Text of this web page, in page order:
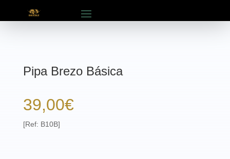
Pipa Brezo Básica
39,00€
[Ref: B10B]